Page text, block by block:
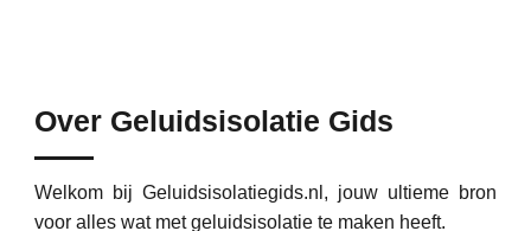
Over Geluidsisolatie Gids
Welkom bij Geluidsisolatiegids.nl, jouw ultieme bron
voor alles wat met geluidsisolatie te maken heeft.